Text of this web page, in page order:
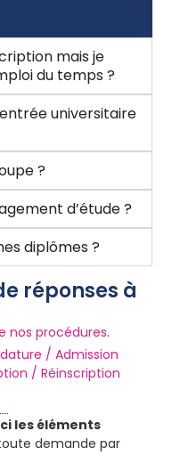
mais je
du temps ?
universitaire
?
d’étude ?
diplômes ?
réponses à
nos procédures.
/ Admission
/ Réinscription
les éléments
demande par